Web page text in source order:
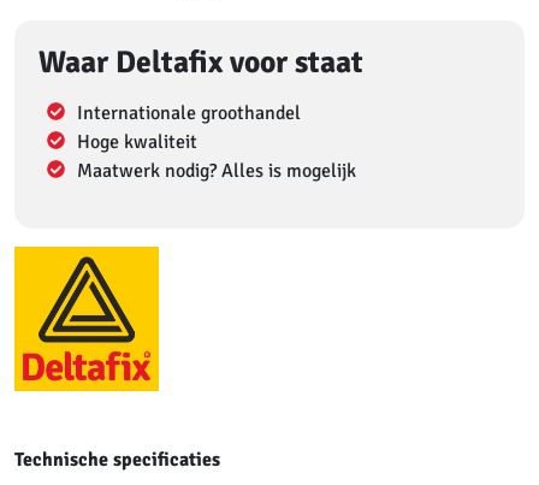
Waar Deltafix voor staat
Internationale groothandel
Hoge kwaliteit
Maatwerk nodig? Alles is mogelijk
Technische specificaties